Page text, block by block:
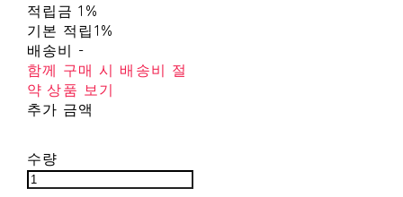
적립금 1%
기본 적립 1%
배송비 -
함께 구매 시 배송비 절
약 상품 보기
추가 금액
수량